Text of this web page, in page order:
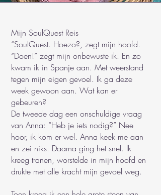
Mijn SoulQuest Reis
“SoulQuest. Hoezo?, zegt mijn hoofd.
“Doen!” zegt mijn onbewuste ik. En zo
kwam ik in Spanje aan. Met weerstand
tegen mijn eigen gevoel. Ik ga deze
week gewoon aan. Wat kan er
gebeuren?
De tweede dag een onschuldige vraag
van Anna: “Heb je iets nodig?” Nee
hoor, ik kom er wel. Anna keek me aan
en zei niks. Daarna ging het snel. Ik
kreeg tranen, worstelde in mijn hoofd en
drukte met alle kracht mijn gevoel weg.